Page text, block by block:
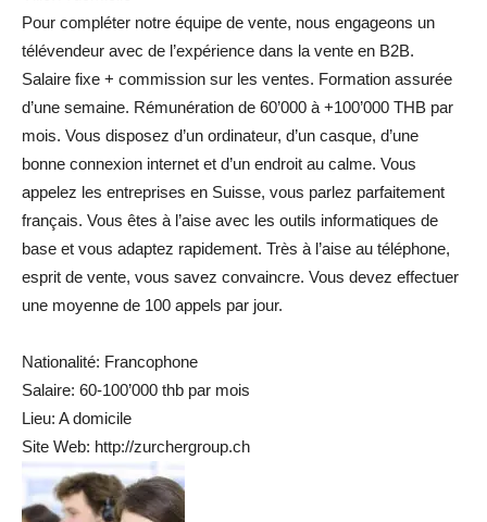
Pour compléter notre équipe de vente, nous engageons un
télévendeur avec de l’expérience dans la vente en B2B.
Salaire fixe + commission sur les ventes. Formation assurée
d’une semaine. Rémunération de 60’000 à +100’000 THB par
mois. Vous disposez d’un ordinateur, d’un casque, d’une
bonne connexion internet et d’un endroit au calme. Vous
appelez les entreprises en Suisse, vous parlez parfaitement
français. Vous êtes à l’aise avec les outils informatiques de
base et vous adaptez rapidement. Très à l’aise au téléphone,
esprit de vente, vous savez convaincre. Vous devez effectuer
une moyenne de 100 appels par jour.
Nationalité: Francophone
Salaire: 60-100’000 thb par mois
Lieu: A domicile
Site Web: http://zurchergroup.ch